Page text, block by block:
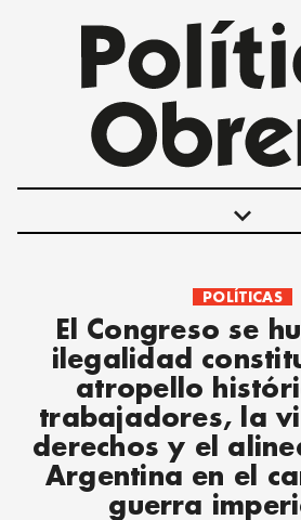
keyboard_arrow_down
POLÍTICAS
MOVIMIENTO
MUJER
ECONOMÍA
SOCIEDAD Y
JUVENTUD
CORREO DE
POLÍTICAS
El Congreso se
ilegalidad
atropello
trabajadores, la
derechos y el
Argentina en el
guerra